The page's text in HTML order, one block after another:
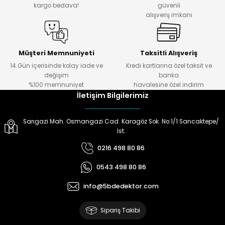
kargo bedava!
güvenli
alışveriş imkanı
Müşteri Memnuniyeti
14 Gün içerisinde kolay iade ve
değişim
%100 memnuniyet
Taksitli Alışveriş
Kredi kartlarına özel taksit ve
banka
havalesine özel indirim
İletişim Bilgilerimiz
Sarıgazi Mah. Osmangazi Cad. Karagöz Sok. No:1/1 Sancaktepe/
İst.
0216 498 80 86
0543 498 80 86
info@5bdedektor.com
Sipariş Takibi
Arama Başlıkları
Başlıkları
Başlıkları